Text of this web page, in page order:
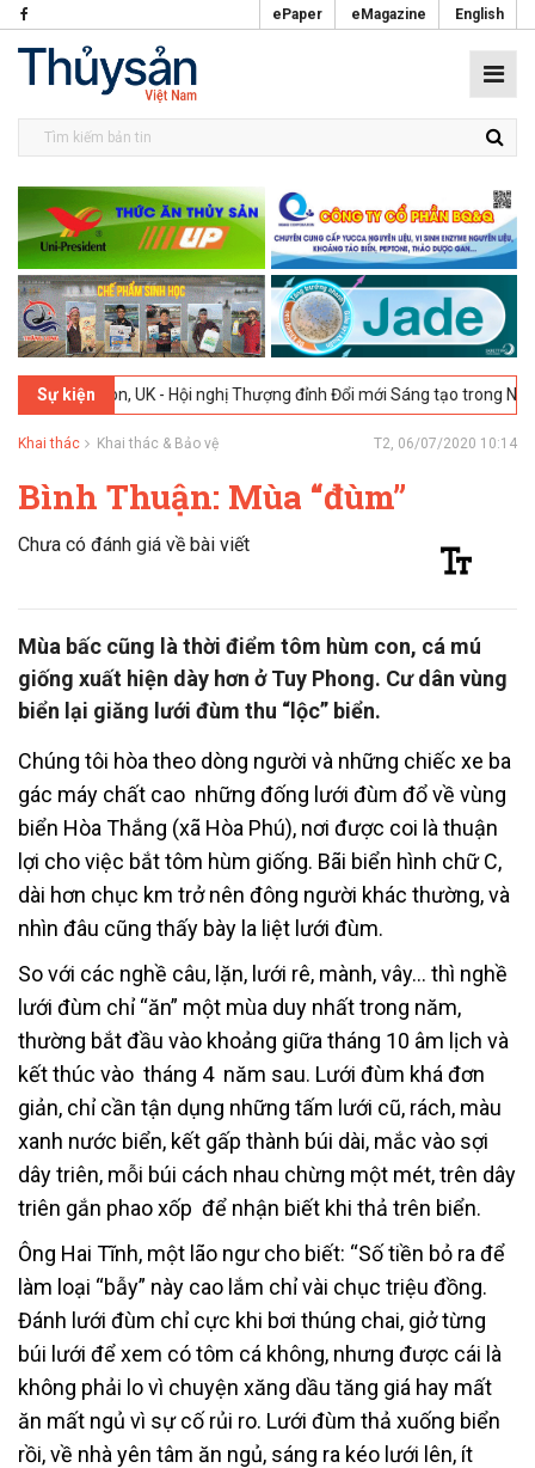
ePaper eMagazine English
Sự kiện
London, UK - Hội nghị Thượng đỉnh Đổi mới Sáng tạo trong Ngành
Khai thác Khai thác & Bảo vệ T2, 06/07/2020 10:14
Bình Thuận: Mùa “đùm”
Chưa có đánh giá về bài viết
Mùa bấc cũng là thời điểm tôm hùm con, cá mú
giống xuất hiện dày hơn ở Tuy Phong. Cư dân vùng
biển lại giăng lưới đùm thu “lộc” biển.
Chúng tôi hòa theo dòng người và những chiếc xe ba
gác máy chất cao những đống lưới đùm đổ về vùng
biển Hòa Thắng (xã Hòa Phú), nơi được coi là thuận
lợi cho việc bắt tôm hùm giống. Bãi biển hình chữ C,
dài hơn chục km trở nên đông người khác thường, và
nhìn đâu cũng thấy bày la liệt lưới đùm.
So với các nghề câu, lặn, lưới rê, mành, vây… thì nghề
lưới đùm chỉ “ăn” một mùa duy nhất trong năm,
thường bắt đầu vào khoảng giữa tháng 10 âm lịch và
kết thúc vào tháng 4 năm sau. Lưới đùm khá đơn
giản, chỉ cần tận dụng những tấm lưới cũ, rách, màu
xanh nước biển, kết gấp thành búi dài, mắc vào sợi
dây triên, mỗi búi cách nhau chừng một mét, trên dây
triên gắn phao xốp để nhận biết khi thả trên biển.
Ông Hai Tĩnh, một lão ngư cho biết: “Số tiền bỏ ra để
làm loại “bẫy” này cao lắm chỉ vài chục triệu đồng.
Đánh lưới đùm chỉ cực khi bơi thúng chai, giở từng
búi lưới để xem có tôm cá không, nhưng được cái là
không phải lo vì chuyện xăng dầu tăng giá hay mất
ăn mất ngủ vì sự cố rủi ro. Lưới đùm thả xuống biển
rồi, về nhà yên tâm ăn ngủ, sáng ra kéo lưới lên, ít